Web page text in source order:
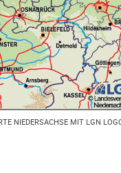
NIEDERSACHSE MIT LGN